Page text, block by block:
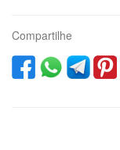
Compartilhe